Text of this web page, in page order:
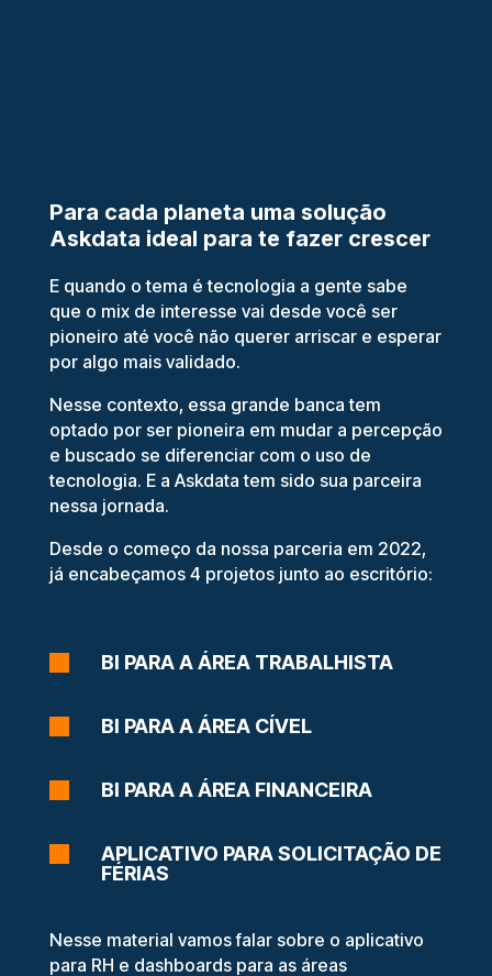
Para cada planeta uma solução
Askdata ideal para te fazer crescer
E quando o tema é tecnologia a gente sabe
que o mix de interesse vai desde você ser
pioneiro até você não querer arriscar e esperar
por algo mais validado.
Nesse contexto, essa grande banca tem
optado por ser pioneira em mudar a percepção
e buscado se diferenciar com o uso de
tecnologia. E a Askdata tem sido sua parceira
nessa jornada.
Desde o começo da nossa parceria em 2022,
já encabeçamos 4 projetos junto ao escritório:
BI PARA A ÁREA TRABALHISTA
BI PARA A ÁREA CÍVEL
BI PARA A ÁREA FINANCEIRA
APLICATIVO PARA SOLICITAÇÃO DE
FÉRIAS
Nesse material vamos falar sobre o aplicativo
para RH e dashboards para as áreas